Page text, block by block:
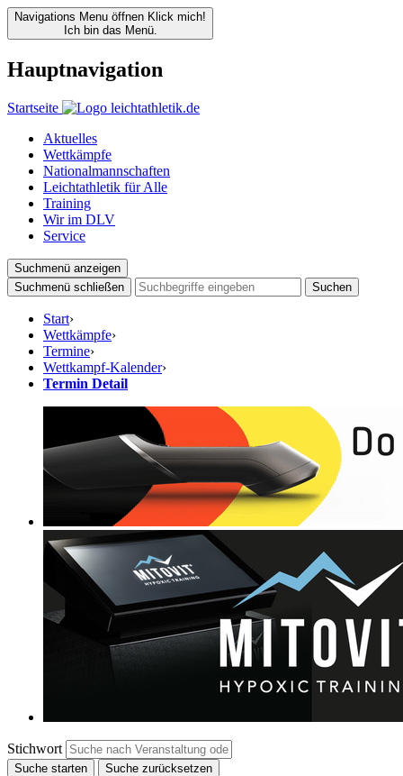
Navigations Menu öffnen Klick mich!
Ich bin das Menü.
Hauptnavigation
Startseite
Aktuelles
Wettkämpfe
Nationalmannschaften
Leichtathletik für Alle
Training
Wir im DLV
Service
Suchmenü anzeigen
Suchmenü schließen
Suchen
Start›
Wettkämpfe›
Termine›
Wettkampf-Kalender›
Termin Detail
Stichwort
Suche starten Suche zurücksetzen